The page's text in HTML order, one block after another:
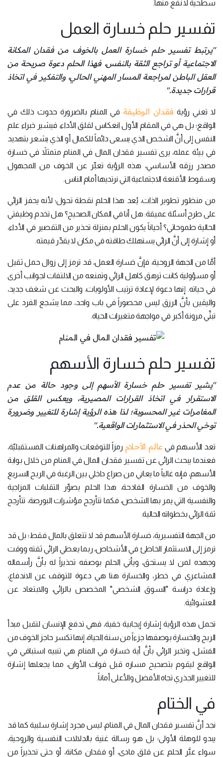
سطحية لا نفع منها.
تفسير حلم خسارة العمل
"يرتبط تفسير حلم خسارة العمل بالخوف من فقدان المكانة
الاجتماعية أو تراجع الثقة بالنفس، فهذا الحلم دعوة صريحة من
العقل الباطن لمراجعة المسار المهني الحالي، والتفكير في اتخاذ
قرارات جديدة."
لا تعني رؤية فقدان الوظيفة في المنام بالضرورة حدوث ذلك في
الواقع؛ بل هي في المقام الأول انعكاس لقلق الأداء، فيشير خبراء علم
النفس إلى أنَّ الشخص الذي يسعى دائماً للكمال أو الذي يشعر بتهديد
في بيئة عمله، يرى تفسير فقدان المال في المنام متمثلاً في خسارة
مصدر رزقه الأساسي، هذه الرؤية تعبِّر عن الخوف من المجهول
وسقوط الأقنعة الاجتماعية التي نرتديها أمام الناس.
من منظور تطوير الذات، يُعد هذا الحلم نقطة تحول؛ لأنه يحفز الرائي
على طرح أسئلة عميقة: هل أنا في المكان الصحيح؟ هل تخدم وظيفتي
الحالية طموحاتي؟ أحياناً يكون الحلم بمنزلة تحذير من التقصير في الأداء،
أو إشارة إلى أنَّ الرائي يستهلك طاقته في مكان لا يقدِّر قيمته.
أمَّا من الجهة الروحية، فإنَّ خسارة العمل، قد ترمز إلى زوال حمل ثقيل
أو مسؤولية كانت ترهق كاهل الرائي وتمنعه من الالتفات لجوانب أخرى
في حياته. إنها دعوة لإعادة ترتيب الأولويات، والبحث عن شغف جديد،
واليقين بأنَّ الرزق ليس محصوراً في باب واحد، مما يشجع الفرد على
تبنِّي مرونة أكبر في مواجهة متغيرات الحياة.
تفسير حلم خسارة الأسهم
"يشير تفسير حلم خسارة الأسهم إلى وجود حالة من عدم
الاستقرار في اتخاذ القرارات المصيرية، ويعكس القلق من
المغامرات غير المحسوبة؛ لذا هذه الرؤية إشارة للتغيير وضرورة
توخي الحذر في الاستثمارات الواقعية."
تعد الأسهم في عالم الأحلام رمزاً للتوقعات والمراهنات المستقبليّة،
فعندما يبحث الرائي عن تفسير فقدان المال في المنام من خلال بوابة
الأسهم، فإنه غالباً ما يعاني من صراع داخلي بين الرغبة في الربح السريع
والخوف من الخسارة الفادحة، هذا الحلم يصوِّر التقلبات المزاجية
والنفسية التي يمر بها الشخص، فكما تتأرجح مؤشرات البورصة، تتأرجح
ثقة الرائي بخطواته الحالية.
من الجهة التفسيرية، خسارة الأسهم قد لا تتعلق بالمال فقط؛ بل قد
ترمز إلى الاستثمار الخاطئ في الأشخاص، ربما يعطي الرائي ثقته ووقت
وجهده لمن لا يستحق، ويأتي الحلم بوصفه تحذيراً له بأنَّ رأسماله
المشاعري في خطر، والخسارة هنا هي دعوة للتوقف عن الاندفاع،
وإعادة دراسة "السوق الشخصي" المخصص بالرائي، والابتعاد عن
العشوائية.
تحمل هذه الرؤية إشارة إيجابية خفية، فهي تدفع الإنسان لتقبل مبدأ
الربح والخسارة بوصفها جزءاً من سنة الحياة، إنها تكسر حاجز الخوف من
الفشل، وتخبر الرائي بأنَّ أية خسارة في المنام هي تنبيه استباقي في
الواقع ليقوم بتصحيح مساره قبل فوات الأوان، مما يجعلها إشارة
للتغيير الجذري تجاه الأفضل والأعلى أماناً.
في الختام
نجد أنَّ تفسير فقدان المال في المنام، ليس مجرد إشارة سلبية كما قد
يبدو للوهلة الأولى؛ بل هو رسالة غنية بالدلالات النفسية والروحية،
سواء عبَّر الحلم عن قلق مادي، أو فقدان مكانة، أو حتى تحذيراً من